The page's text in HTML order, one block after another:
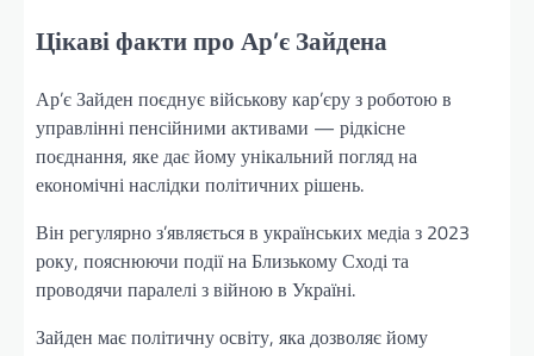
Цікаві факти про Ар’є Зайдена
Ар’є Зайден поєднує військову кар’єру з роботою в
управлінні пенсійними активами — рідкісне
поєднання, яке дає йому унікальний погляд на
економічні наслідки політичних рішень.
Він регулярно з’являється в українських медіа з 2023
року, пояснюючи події на Близькому Сході та
проводячи паралелі з війною в Україні.
Зайден має політичну освіту, яка дозволяє йому